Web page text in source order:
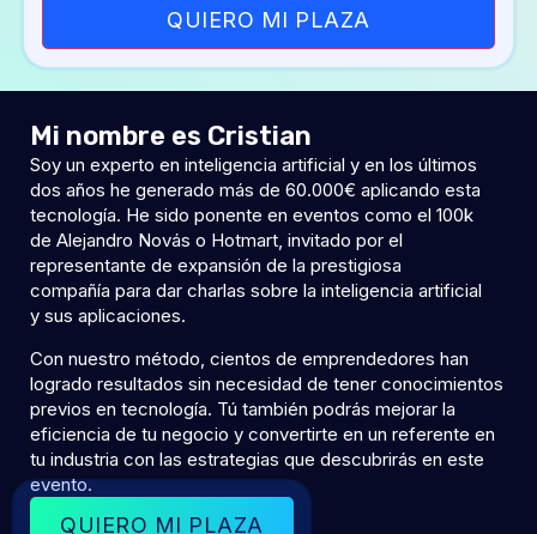
Mi nombre es Cristian
Soy un experto en inteligencia artificial y en los últimos
dos años he generado más de 60.000€ aplicando esta
tecnología. He sido ponente en eventos como el 100k
de Alejandro Novás o Hotmart, invitado por el
representante de expansión de la prestigiosa
compañía para dar charlas sobre la inteligencia artificial
y sus aplicaciones.
Con nuestro método, cientos de emprendedores han
logrado resultados sin necesidad de tener conocimientos
previos en tecnología. Tú también podrás mejorar la
eficiencia de tu negocio y convertirte en un referente en
tu industria con las estrategias que descubrirás en este
evento.
QUIERO MI PLAZA